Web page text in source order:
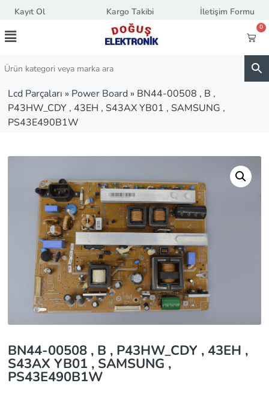
Kayıt Ol Kargo Takibi İletişim Formu
0
Lcd Parçaları » Power Board » BN44-00508 , B ,
P43HW_CDY , 43EH , S43AX YB01 , SAMSUNG ,
PS43E490B1W
BN44-00508 , B , P43HW_CDY , 43EH ,
S43AX YB01 , SAMSUNG ,
PS43E490B1W